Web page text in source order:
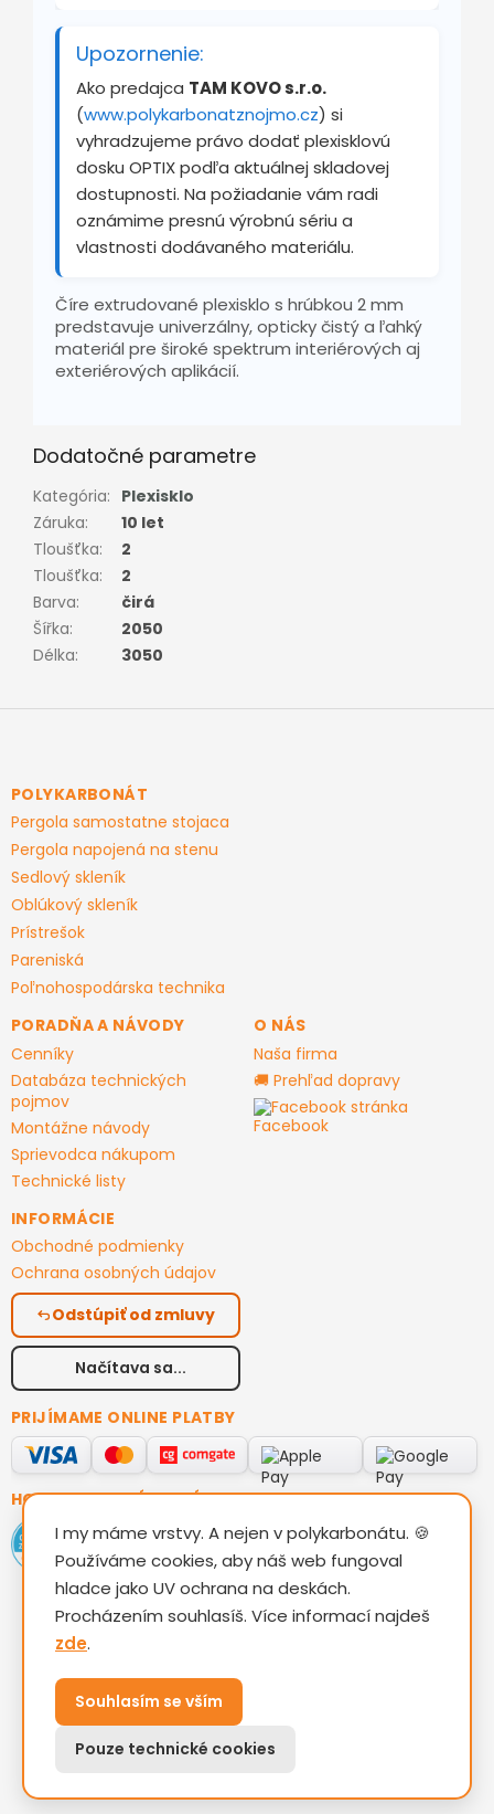
Upozornenie:
Ako predajca TAM KOVO s.r.o.
(www.polykarbonatznojmo.cz) si
vyhradzujeme právo dodať plexisklovú
dosku OPTIX podľa aktuálnej skladovej
dostupnosti. Na požiadanie vám radi
oznámime presnú výrobnú sériu a
vlastnosti dodávaného materiálu.
Číre extrudované plexisklo s hrúbkou 2 mm
predstavuje univerzálny, opticky čistý a ľahký
materiál pre široké spektrum interiérových aj
exteriérových aplikácií.
Dodatočné parametre
Kategória: Plexisklo
Záruka:
10 let
Tloušťka:
2
Tloušťka:
2
Barva:
čirá
Šířka:
2050
Délka: 3050
Z
ä
e
POLYKARBONÁT
Pergola samostatne stojaca
Pergola napojená na stenu
Sedlový skleník
Oblúkový skleník
Prístrešok
Pareniská
Poľnohospodárska technika
PORADŇA A NÁVODY
Cenníky
Databáza technických
pojmov
Montážne návody
Sprievodca nákupom
Technické listy
O NÁS
Naša firma
🚚 Prehľad dopravy
Facebook stránka
INFORMÁCIE
Obchodné podmienky
Ochrana osobných údajov
Odstúpiť od zmluvy
Načítava sa...
PRIJÍMAME ONLINE PLATBY
HODNOTENIE ZÁKAZNÍKOV
Vytvoril Shoptet
Copyright 2026TAM KOVO. Všetky práva vyhradené.
I my máme vrstvy. A nejen v polykarbonátu. 🍪
Používáme cookies, aby náš web fungoval
hladce jako UV ochrana na deskách.
Procházením souhlasíš. Více informací najdeš
zde.
Souhlasím se vším
Pouze technické cookies